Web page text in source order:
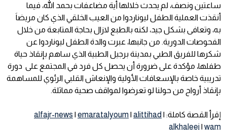
ساعتين ونصف، لم يحدث خلالها أية مضاعفات بحمد الله، فيما
أنقذت العملية الطفل ليوناردوا من العيب الخلقي الذي كان مريضاَ
به، وتعافى بشكل جيد، لكنه بالطبع لازال بحاجة المتابعة من خلال
الفحوصات الدورية. من جانبها، عبرت والدة الطفل ليوناردوا عن
شكرها للفريق الطبي بمدينة برجيل الطبية الذي ساهم بإنقاذ حياة
طفلها، مؤكدة على ضرورة أن يحصل كل فرد في المجتمع على دورة
تدريبية خاصة بالإسعافات الأولية والإنعاش القلبي الرئوي للمساهمة
بإنقاذ أرواح من حولنا لو تعرضوا لمواقف صحية مماثلة.
إقرأ القصة كاملة: alfajr-news |emaratalyoum |alittihad |
alkhaleej|wam